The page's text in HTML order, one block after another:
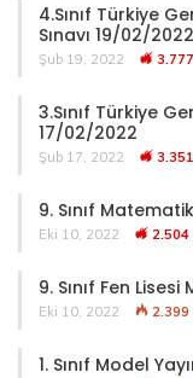
4.Sınıf Türkiye
Sınavı 19/02/2022
Şub 19, 2022 3.777
3.Sınıf Türkiye
17/02/2022
Şub 17, 2022 3.351
9. Sınıf
Eki 10, 2022 2.504
9. Sınıf Fen
Eki 10, 2022 2.399
1. Sınıf Model